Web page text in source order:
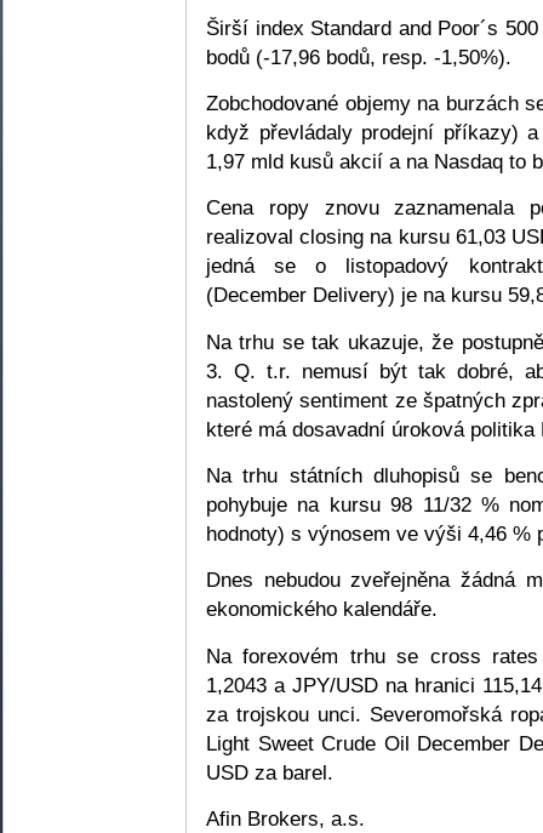
Širší index Standard and Poor´s
bodů (-17,96 bodů, resp. -1,50%).
Zobchodované objemy na burzách
když převládaly prodejní příkazy)
1,97 mld kusů akcií a na Nasdaq to
Cena ropy znovu zaznamenala
realizoval closing na kursu 61,03
jedná se o listopadový
(December Delivery) je na kursu
Na trhu se tak ukazuje, že
3. Q. t.r. nemusí být tak dobré,
nastolený sentiment ze špatných
které má dosavadní úroková
Na trhu státních dluhopisů se
pohybuje na kursu 98 11/32 %
hodnoty) s výnosem ve výši 4,46 %
Dnes nebudou zveřejněna žádná
ekonomického kalendáře.
Na forexovém trhu se cross
1,2043 a JPY/USD na hranici
za trojskou unci. Severomořská
Light Sweet Crude Oil December
USD za barel.
Afin Brokers, a.s.